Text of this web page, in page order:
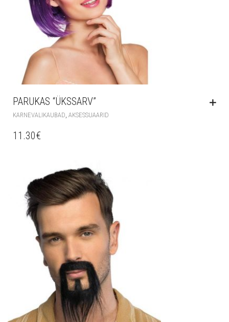
PARUKAS “ÜKSSARV”
KARNEVALIKAUBAD, AKSESSUAARID
11.30€